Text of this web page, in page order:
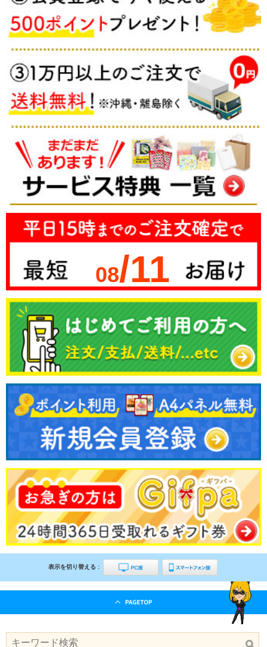
08/11
表示を切り替える :